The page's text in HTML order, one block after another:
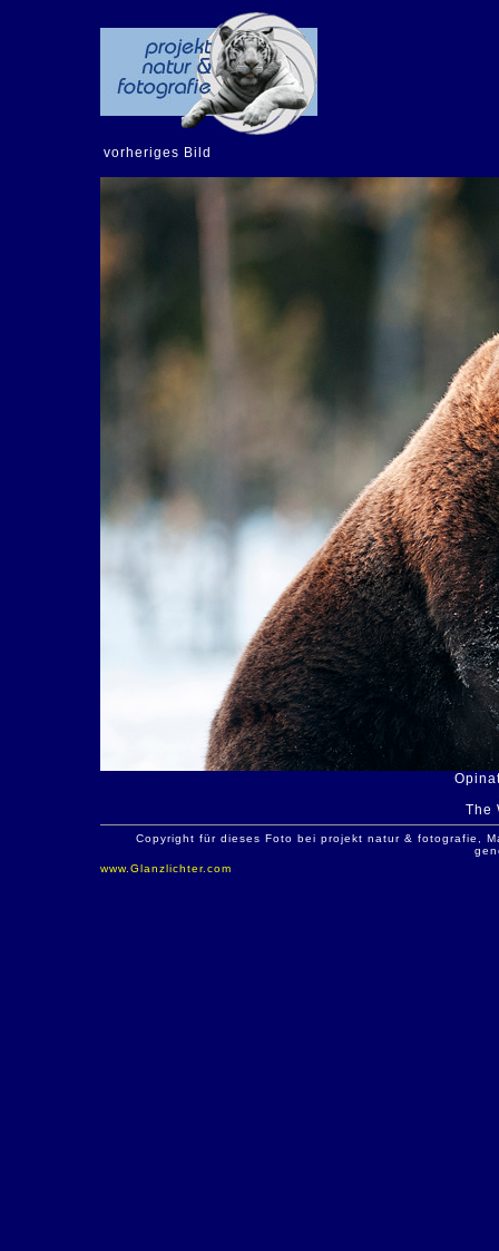
vorheriges Bild
The
Copyright für dieses Foto bei projekt natur & fotografie,
www.Glanzlichter.com